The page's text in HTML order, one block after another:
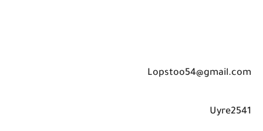
Lopstoo54@gmail.com
Uyre2541